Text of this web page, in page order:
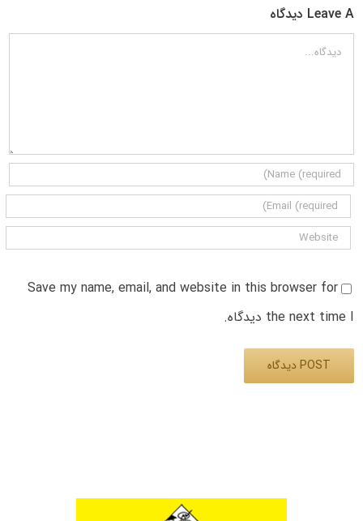
Leave A دیدگاه
دیدگاه
Save my name, email, and website in this browser for
the next time I دیدگاه.